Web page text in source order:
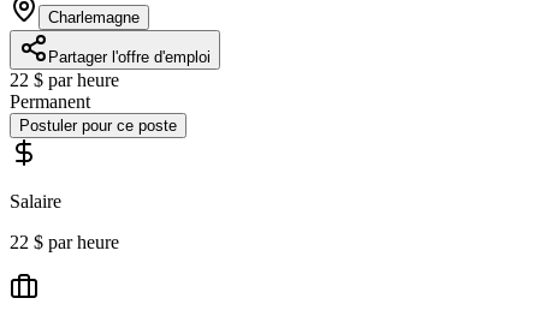
Charlemagne
Partager l'offre d'emploi
22 $ par heure
Permanent
Postuler pour ce poste
Salaire
22 $ par heure